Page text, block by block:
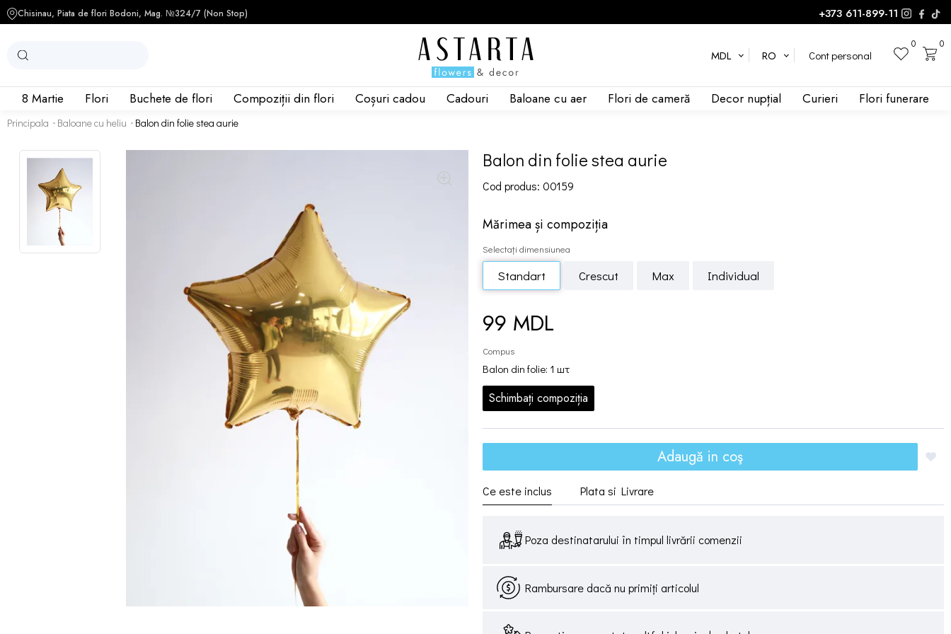
Chisinau, Piata de flori Bodoni, Mag. №324/7 (Non Stop) +373 611-899-11
MDL RO Cont personal
0 0
8 Martie Flori Buchete de flori Compoziții din flori Coșuri cadou Cadouri Baloane cu aer Flori de cameră Decor nupțial Curieri Flori funerare
Principala Baloane cu heliu Balon din folie stea aurie
Balon din folie stea aurie
Cod produs: 00159
Mărimea și compoziția
Selectați dimensiunea
Standart Crescut Max Individual
99 MDL
Compus
Balon din folie: 1 шт
Schimbați compoziția
Adaugă in coş
Ce este inclus Plata si Livrare
Poza destinatarului în timpul livrării comenzii
Rambursare dacă nu primiți articolul